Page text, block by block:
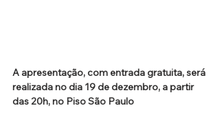
A apresentação, com entrada gratuita, será
realizada no dia 19 de dezembro, a partir
das 20h, no Piso São Paulo